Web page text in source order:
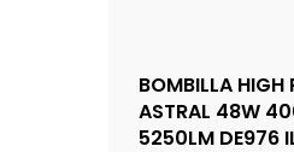
BOMBILLA HIGH
ASTRAL 48W
5250LM DE976